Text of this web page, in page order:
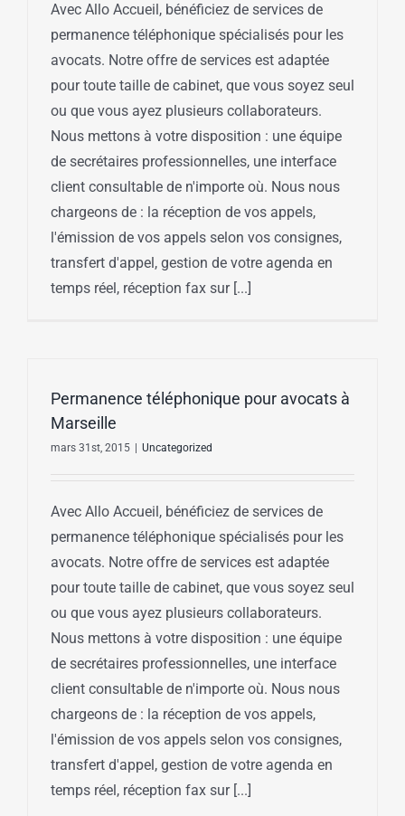
Avec Allo Accueil, bénéficiez de services de
permanence téléphonique spécialisés pour les
avocats. Notre offre de services est adaptée
pour toute taille de cabinet, que vous soyez seul
ou que vous ayez plusieurs collaborateurs.
Nous mettons à votre disposition : une équipe
de secrétaires professionnelles, une interface
client consultable de n'importe où. Nous nous
chargeons de : la réception de vos appels,
l'émission de vos appels selon vos consignes,
transfert d'appel, gestion de votre agenda en
temps réel, réception fax sur [...]
Permanence téléphonique pour avocats à
Marseille
mars 31st, 2015 Uncategorized
Avec Allo Accueil, bénéficiez de services de
permanence téléphonique spécialisés pour les
avocats. Notre offre de services est adaptée
pour toute taille de cabinet, que vous soyez seul
ou que vous ayez plusieurs collaborateurs.
Nous mettons à votre disposition : une équipe
de secrétaires professionnelles, une interface
client consultable de n'importe où. Nous nous
chargeons de : la réception de vos appels,
l'émission de vos appels selon vos consignes,
transfert d'appel, gestion de votre agenda en
temps réel, réception fax sur [...]